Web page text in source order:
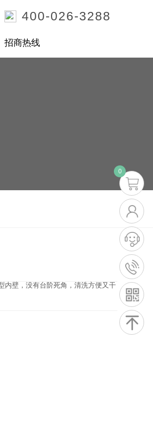
内壁，没有台阶死角，清洗方便又干
招商热线
400-026-3288
0